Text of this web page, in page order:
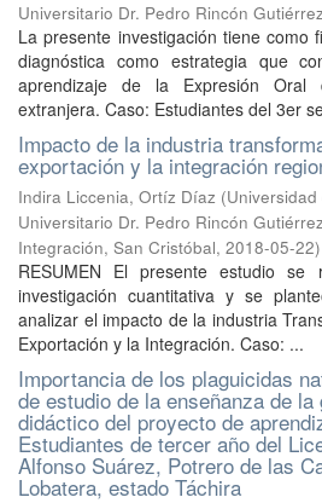
Universitario Dr. Pedro Rincón Gutiérrez
La presente investigación tiene como
diagnóstica como estrategia que
aprendizaje de la Expresión Oral
extranjera. Caso: Estudiantes del 3er
Impacto de la industria
exportación y la integración
Indira Liccenia, Ortíz Díaz (
Universitario Dr. Pedro Rincón
Integración, San Cristóbal, 2018-05-22)
RESUMEN El presente estudio
investigación cuantitativa y se
analizar el impacto de la industria
Exportación y la Integración. Caso: ...
Importancia de los plaguicidas
de estudio de la enseñanza de
didáctico del proyecto de
Estudiantes de tercer año del
Alfonso Suárez, Potrero de las
Lobatera, estado Táchira